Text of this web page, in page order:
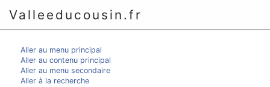
Valleeducousin.fr
Aller au menu principal
Aller au contenu principal
Aller au menu secondaire
Aller à la recherche